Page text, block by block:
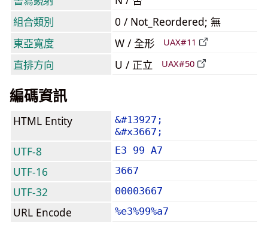
組合類別
0 / Not_Reordered; 無
東亞寬度
W / 全形 UAX#11
直排方向 U / 正立 UAX#50
編碼資訊
HTML Entity
&#13927;
&#x3667;
UTF-8 E3 99 A7
UTF-16 3667
UTF-32 00003667
URL Encode %e3%99%a7